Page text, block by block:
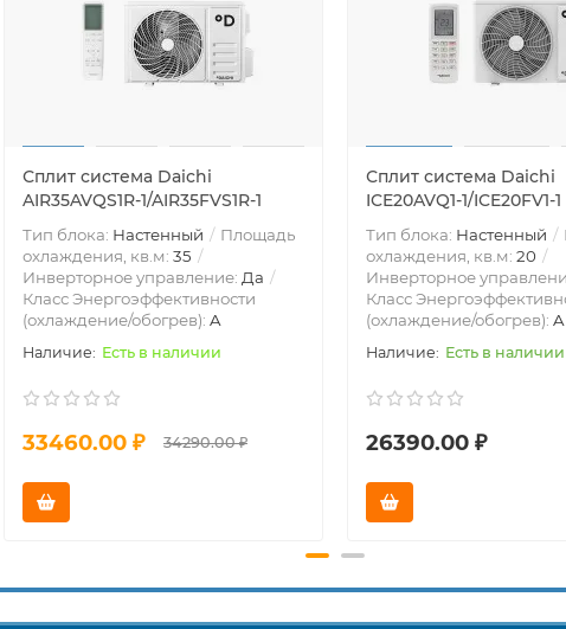
Сплит система Daichi
AIR35AVQS1R-1/AIR35FVS1R-1
Тип блока: Настенный
Площадь
охлаждения, кв.м: 35
Инверторное управление: Да
Класс Энергоэффективности
(охлаждение/обогрев): A
Есть в наличии
33460.00 ₽ 34290.00 ₽
Сплит система Daichi
ICE20AVQ1-1/ICE20FV1-1
Тип блока: Настенный
охлаждения, кв.м: 20
Инверторное
Класс
(охлаждение/обогрев): A
Есть в наличии
26390.00 ₽